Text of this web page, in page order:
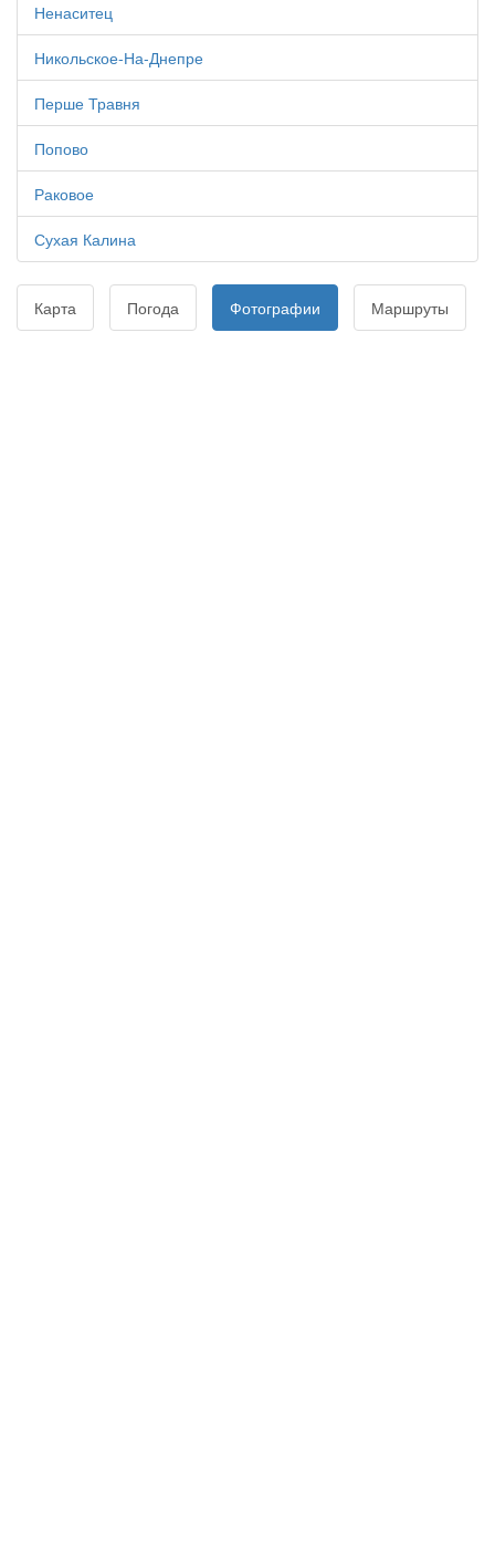
Ненаситец
Никольское-На-Днепре
Перше Травня
Попово
Раковое
Сухая Калина
Карта Погода Фотографии Маршруты